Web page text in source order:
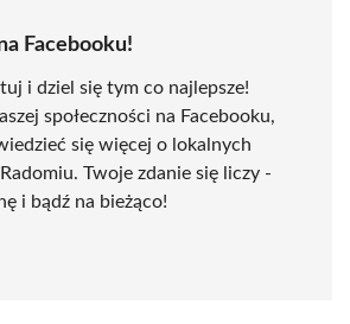
Facebooku!
i dziel się tym co najlepsze!
społeczności na Facebooku,
się więcej o lokalnych
Twoje zdanie się liczy -
i bądź na bieżąco!